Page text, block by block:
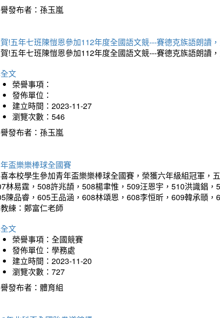
發布者：孫玉嵐
!五年七班陳愷恩參加112年度全國語文競---賽德克族語朗讀
!五年七班陳愷恩參加112年度全國語文競---賽德克族語朗讀
文
榮譽事項：
發佈單位：
建立時間：2023-11-27
瀏覽次數：546
發布者：孫玉嵐
盃樂樂棒球全國賽
本校學生參加青年盃樂樂棒球全國賽，榮獲六年級組冠軍
林易霆，508許兆頡，508楊聿惟，509汪恩宇，510洪識錩
陳品睿，605王品涵，608林頌恩，608李恒昕，609韓承頤
練：鄭富仁老師
文
榮譽事項：全國競賽
發佈單位：學務處
建立時間：2023-11-20
瀏覽次數：727
發布者：體育組